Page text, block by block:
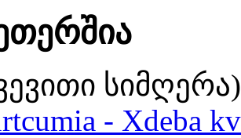
სიმღერა)
- Xdeba